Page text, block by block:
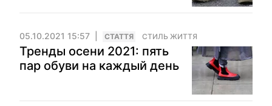
05.10.2021 15:57 СТАТТЯ СТИЛЬ ЖИТТЯ
Тренды осени 2021: пять
пар обуви на каждый день